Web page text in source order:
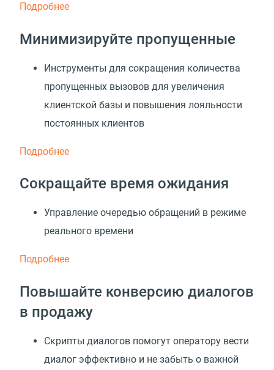
Подробнее
Минимизируйте пропущенные
Инструменты для сокращения количества
пропущенных вызовов для увеличения
клиентской базы и повышения лояльности
постоянных клиентов
Подробнее
Сокращайте время ожидания
Управление очередью обращений в режиме
реального времени
Подробнее
Повышайте конверсию диалогов
в продажу
Скрипты диалогов помогут оператору вести
диалог эффективно и не забыть о важной